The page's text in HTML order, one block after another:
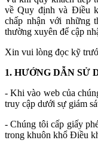
về Quy định và Điều
chấp nhận với những
thường xuyên để cập
Xin vui lòng đọc kỹ
1. HƯỚNG DẪN SỬ
- Khi vào web của
truy cập dưới sự giám
- Chúng tôi cấp giấy
trong khuôn khổ Điều